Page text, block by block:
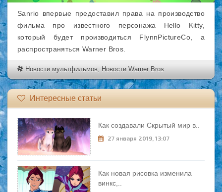
Sanrio впервые предоставил права на производство
фильма про известного персонажа Hello Kitty,
который будет производиться FlynnPictureCo, а
распространяться Warner Bros.
Новости мультфильмов, Новости Warner Bros
Интересные статьи
Как создавали Скрытый мир в..
27 января 2019, 13:07
Как новая рисовка изменила
винкс,..